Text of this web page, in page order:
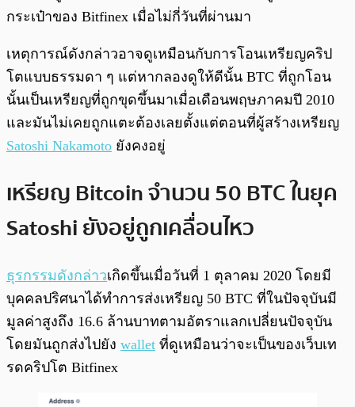
กระเป๋าของ Bitfinex เมื่อไม่กี่วันที่ผ่านมา
เหตุการณ์ดังกล่าวอาจดูเหมือนกับการโอนเหรียญคริป
โตแบบธรรมดา ๆ แต่หากลองดูให้ดีนั้น BTC ที่ถูกโอน
นั้นเป็นเหรียญที่ถูกขุดขึ้นมาเมื่อเดือนพฤษภาคมปี 2010
และมันไม่เคยถูกแตะต้องเลยตั้งแต่ตอนที่ผู้สร้างเหรียญ
Satoshi Nakamoto ยังคงอยู่
เหรียญ Bitcoin จำนวน 50 BTC ในยุค
Satoshi ยังอยู่ถูกเคลื่อนไหว
ธุรกรรมดังกล่าวเกิดขึ้นเมื่อวันที่ 1 ตุลาคม 2020 โดยมี
บุคคลปริศนาได้ทำการส่งเหรียญ 50 BTC ที่ในปัจจุบันมี
มูลค่าสูงถึง 16.6 ล้านบาทตามอัตราแลกเปลี่ยนปัจจุบัน
โดยมันถูกส่งไปยัง wallet ที่ดูเหมือนว่าจะเป็นของเว็บเท
รดคริปโต Bitfinex